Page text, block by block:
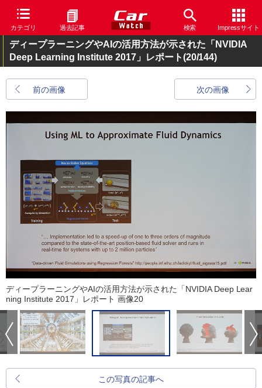
カテゴリ 過去記事 検索 Impressサイト
ディープラーニングやAIの活用方法が示された「NVIDIA
Deep Learning Institute 2017」レポート(20/144)
前の画像 次の画像
ディープラーニングやAIの活用方法が示された「NVIDIA Deep Lear
ning Institute 2017」レポート 画像20
この写真の記事へ